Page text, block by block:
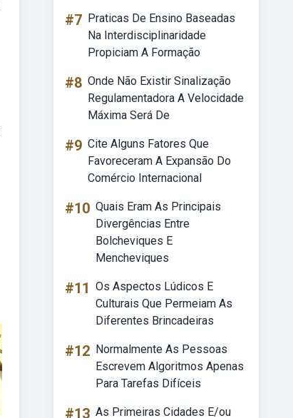
#7 Praticas De Ensino Baseadas
Na Interdisciplinaridade
Propiciam A Formação
#8 Onde Não Existir Sinalização
Regulamentadora A Velocidade
Máxima Será De
#9 Cite Alguns Fatores Que
Favoreceram A Expansão Do
Comércio Internacional
#10 Quais Eram As Principais
Divergências Entre
Bolcheviques E
Mencheviques
#11 Os Aspectos Lúdicos E
Culturais Que Permeiam As
Diferentes Brincadeiras
#12 Normalmente As Pessoas
Escrevem Algoritmos Apenas
Para Tarefas Difíceis
#13 As Primeiras Cidades E/ou